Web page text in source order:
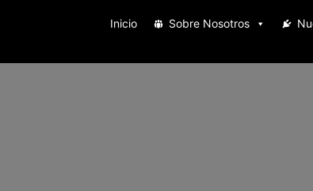
Inicio Sobre Nosotros